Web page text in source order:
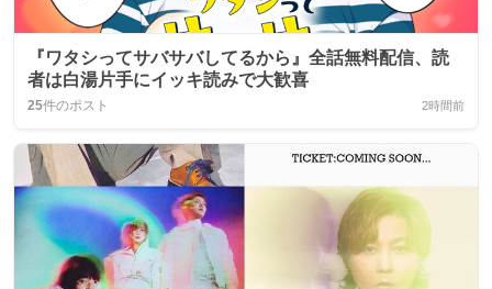
『ワタシってサバサバしてるから』全話無料配信、読
者は白湯片手にイッキ読みで大歓喜
25件のポスト 2時間前